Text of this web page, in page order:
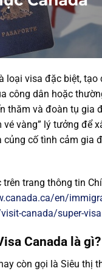
loại visa đặc biệt, tạo
công dân hoặc
thăm và đoàn tụ gia
vàng” lý tưởng để
củng cố tình cảm gia
trang thông tin
en/
canada/super-
Canada là gì?
còn gọi là Siêu thị